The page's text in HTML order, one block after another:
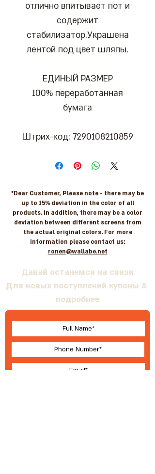
отлично впитывает пот и
содержит
стабилизатор.Украшена
лентой под цвет шляпы.
ЕДИНЫЙ РАЗМЕР
100% переработанная
бумага
Штрих-код: 7290108210859
*Dear Customer, Please note - there may be
up to 15% deviation in the color of all
products. In addition, there may be a color
deviation between different screens from
the actual original colors. For more
information please contact us:
ronen@wallabe.net
Давай останемся на связи
Для новых поступлений купоны &
подробнее